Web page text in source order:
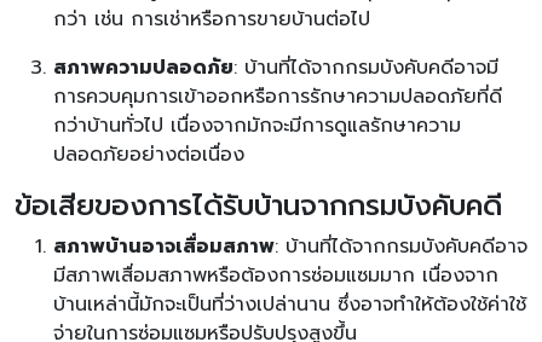
กว่า เช่น การเช่าหรือการขายบ้านต่อไป
สภาพความปลอดภัย: บ้านที่ได้จากกรมบังคับคดีอาจมี
การควบคุมการเข้าออกหรือการรักษาความปลอดภัยที่ดี
กว่าบ้านทั่วไป เนื่องจากมักจะมีการดูแลรักษาความ
ปลอดภัยอย่างต่อเนื่อง
ข้อเสียของการได้รับบ้านจากกรมบังคับคดี
สภาพบ้านอาจเสื่อมสภาพ: บ้านที่ได้จากกรมบังคับคดีอาจ
มีสภาพเสื่อมสภาพหรือต้องการซ่อมแซมมาก เนื่องจาก
บ้านเหล่านี้มักจะเป็นที่ว่างเปล่านาน ซึ่งอาจทำให้ต้องใช้ค่าใช้
จ่ายในการซ่อมแซมหรือปรับปรุงสูงขึ้น